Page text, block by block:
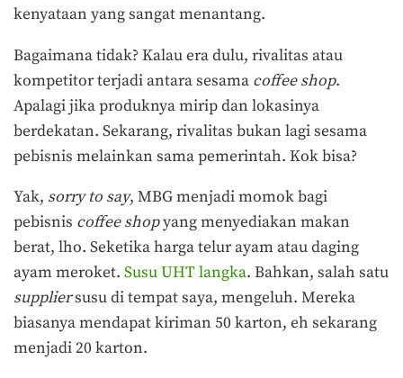
kenyataan yang sangat menantang.
Bagaimana tidak? Kalau era dulu, rivalitas atau
kompetitor terjadi antara sesama coffee shop.
Apalagi jika produknya mirip dan lokasinya
berdekatan. Sekarang, rivalitas bukan lagi sesama
pebisnis melainkan sama pemerintah. Kok bisa?
Yak, sorry to say, MBG menjadi momok bagi
pebisnis coffee shopyang menyediakan makan
berat, lho. Seketika harga telur ayam atau daging
ayam meroket. Susu UHT langka. Bahkan, salah satu
suppliersusu di tempat saya, mengeluh. Mereka
biasanya mendapat kiriman 50 karton, eh sekarang
menjadi 20 karton.